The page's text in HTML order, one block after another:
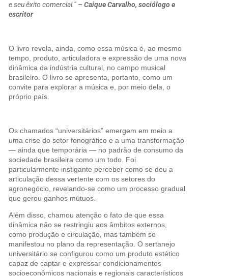
e seu êxito comercial.”– Caique Carvalho, sociólogo e
escritor
O livro revela, ainda, como essa música é, ao mesmo
tempo, produto, articuladora e expressão de uma nova
dinâmica da indústria cultural, no campo musical
brasileiro. O livro se apresenta, portanto, como um
convite para explorar a música e, por meio dela, o
próprio país.
Os chamados “universitários” emergem em meio a
uma crise do setor fonográfico e a uma transformação
— ainda que temporária — no padrão de consumo da
sociedade brasileira como um todo. Foi
particularmente instigante perceber como se deu a
articulação dessa vertente com os setores do
agronegócio, revelando-se como um processo gradual
que gerou ganhos mútuos.
Além disso, chamou atenção o fato de que essa
dinâmica não se restringiu aos âmbitos externos,
como produção e circulação, mas também se
manifestou no plano da representação. O sertanejo
universitário se configurou como um produto estético
capaz de captar e expressar condicionamentos
socioeconômicos nacionais e regionais característicos